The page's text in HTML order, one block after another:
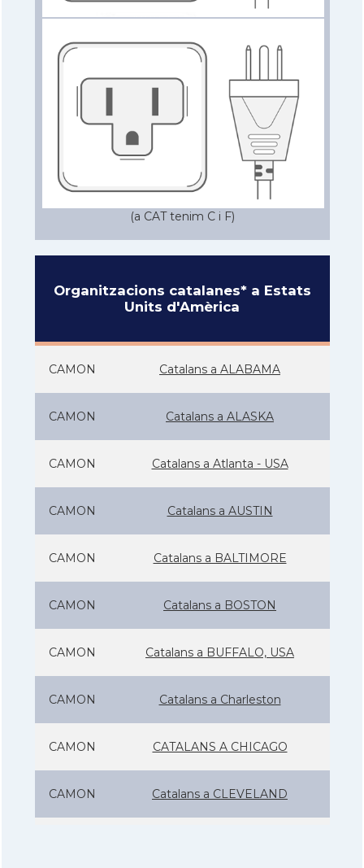
(a CAT tenim C i F)
Organitzacions catalanes* a Estats
Units d'Amèrica
CAMON Catalans a ALABAMA
CAMON Catalans a ALASKA
CAMON Catalans a Atlanta - USA
CAMON Catalans a AUSTIN
CAMON Catalans a BALTIMORE
CAMON Catalans a BOSTON
CAMON Catalans a BUFFALO, USA
CAMON Catalans a Charleston
CAMON CATALANS A CHICAGO
CAMON Catalans a CLEVELAND